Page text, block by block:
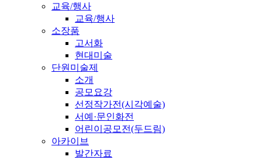
교육/행사
교육/행사
소장품
고서화
현대미술
단원미술제
소개
공모요강
선정작가전(시각예술)
서예·문인화전
어린이공모전(두드림)
아카이브
발간자료